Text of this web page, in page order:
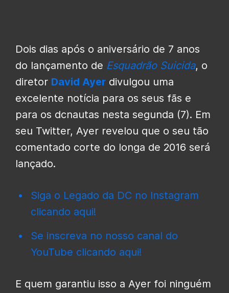
Dois dias após o aniversário de 7 anos
do lançamento de Esquadrão Suicida, o
diretor David Ayer divulgou uma
excelente notícia para os seus fãs e
para os dcnautas nesta segunda (7). Em
seu Twitter, Ayer revelou que o seu tão
comentado corte do longa de 2016 será
lançado.
Siga o Legado da DC no Instagram
clicando aqui!
Se inscreva no nosso canal do
YouTube clicando aqui!
E quem garantiu isso a Ayer foi ninguém